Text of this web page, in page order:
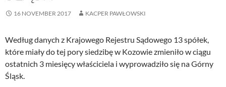
16 NOVEMBER 2017 KACPER PAWŁOWSKI
Według danych z Krajowego Rejestru Sądowego 13 spółek,
które miały do tej pory siedzibę w Kozowie zmieniło w ciągu
ostatnich 3 miesięcy właściciela i wyprowadziło się na Górny
Śląsk.